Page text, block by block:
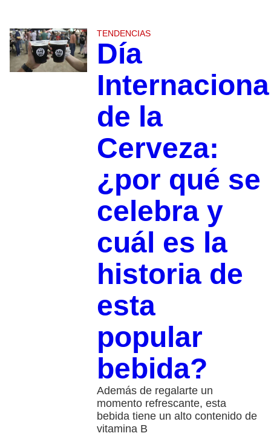
TENDENCIAS
Día
de la
Cerveza:
¿por qué se
celebra y
cuál es la
historia de
esta
popular
bebida?
Además de regalarte un
momento refrescante, esta
bebida tiene un alto contenido de
vitamina B